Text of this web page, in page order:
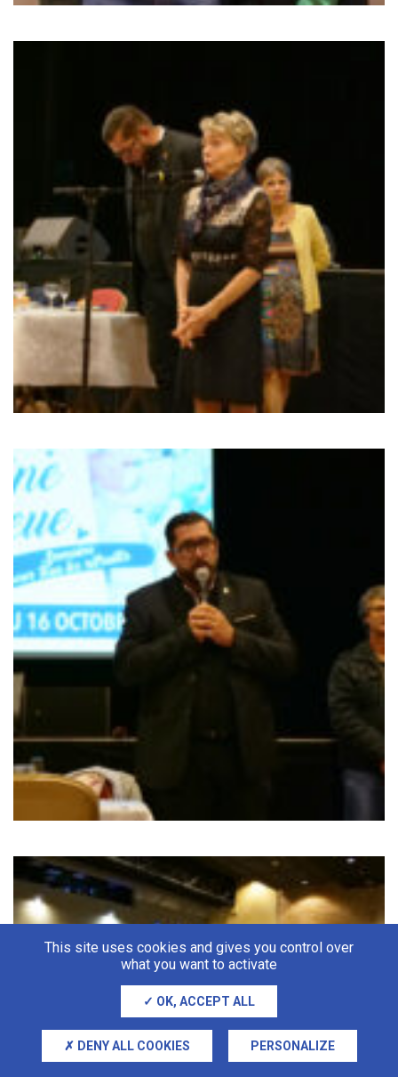
This site uses cookies and gives you control over
what you want to activate
OK, ACCEPT ALL
DENY ALL COOKIES PERSONALIZE